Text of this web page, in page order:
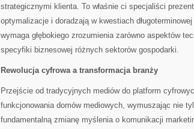
strategicznymi klienta. To właśnie ci specjaliści
optymalizacje i doradzają w kwestiach
wymaga głębokiego zrozumienia zarówno aspektów
specyfiki biznesowej różnych sektorów gospodarki.
Rewolucja cyfrowa a transformacja branży
Przejście od tradycyjnych mediów do platform
funkcjonowania domów mediowych, wymuszając nie
fundamentalną zmianę myślenia o komunikacji